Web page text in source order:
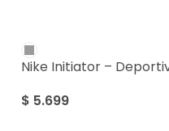
Nike Initiator –
$ 5.699